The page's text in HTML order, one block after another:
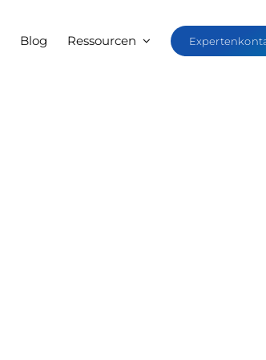
Blog Ressourcen